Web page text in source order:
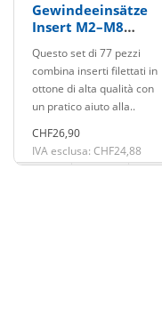
Gewindeeinsätze
Insert M2–M8
aiuto di fusione
extra resistente
Questo set di 77 pezzi
combina inserti filettati in
ottone di alta qualità con
un pratico aiuto alla..
CHF26,90
IVA esclusa: CHF24,88